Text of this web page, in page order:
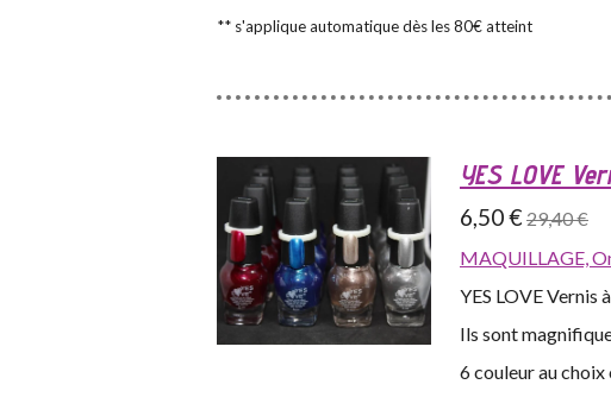
** s'applique automatique dès les 80€ atteint
YES LOVE
6,50 € 29,40 €
MAQUILLAGE,
YES LOVE Vernis
Ils sont
6 couleur au